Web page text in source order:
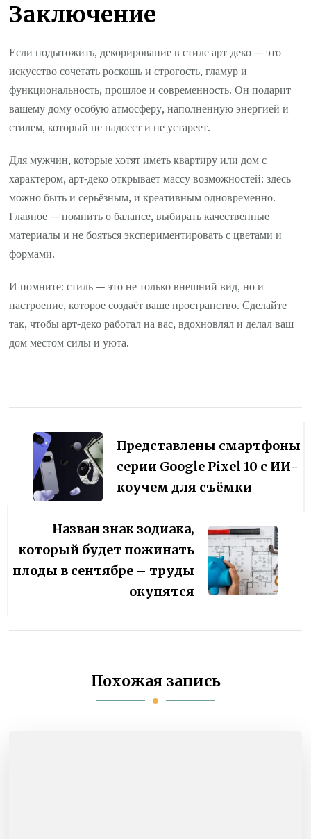
Заключение
Если подытожить, декорирование в стиле арт-деко — это
искусство сочетать роскошь и строгость, гламур и
функциональность, прошлое и современность. Он подарит
вашему дому особую атмосферу, наполненную энергией и
стилем, который не надоест и не устареет.
Для мужчин, которые хотят иметь квартиру или дом с
характером, арт-деко открывает массу возможностей: здесь
можно быть и серьёзным, и креативным одновременно.
Главное — помнить о балансе, выбирать качественные
материалы и не бояться экспериментировать с цветами и
формами.
И помните: стиль — это не только внешний вид, но и
настроение, которое создаёт ваше пространство. Сделайте
так, чтобы арт-деко работал на вас, вдохновлял и делал ваш
дом местом силы и уюта.
по
записям
Представлены смартфоны
серии Google Pixel 10 с ИИ-
коучем для съёмки
Назван знак зодиака,
который будет пожинать
плоды в сентябре – труды
окупятся
Похожая запись